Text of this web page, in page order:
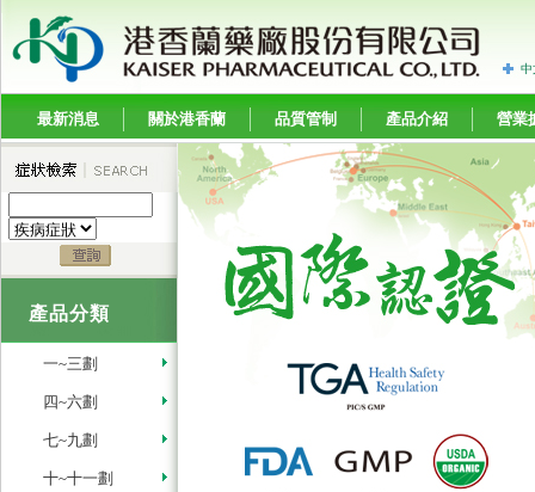
中
最新消息 關於港香蘭 品質管制 產品介紹 營業
產品分類
一~三劃
四~六劃
七~九劃
十~十一劃